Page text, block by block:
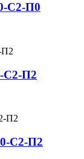
С2-П0
П2
С2-П2